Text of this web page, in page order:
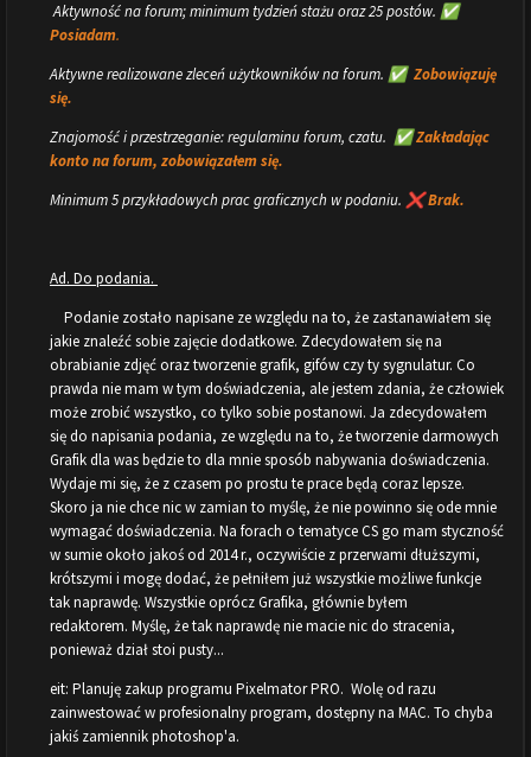
Aktywność na forum; minimum tydzień stażu oraz 25 postów. ✅
Posiadam.
Aktywne realizowane zleceń użytkowników na forum. ✅ Zobowiązuję
się.
Znajomość i przestrzeganie: regulaminu forum, czatu. ✅ Zakładając
konto na forum, zobowiązałemsię.
Minimum 5 przykładowych prac graficznych w podaniu. ❌ Brak.
Ad. Do podania.
Podanie zostało napisane ze względu na to, że zastanawiałem się
jakie znaleźć sobie zajęcie dodatkowe. Zdecydowałem się na
obrabianie zdjęć oraz tworzenie grafik, gifów czy ty sygnulatur. Co
prawda nie mam w tym doświadczenia, ale jestem zdania, że człowiek
może zrobić wszystko, co tylko sobie postanowi. Ja zdecydowałem
się do napisania podania, ze względu na to, że tworzenie darmowych
Grafik dla was będzie to dla mnie sposób nabywania doświadczenia.
Wydaje mi się, że z czasem po prostu te prace będą coraz lepsze.
Skoro ja nie chce nic w zamian to myślę, że nie powinno się ode mnie
wymagać doświadczenia. Na forach o tematyce CS go mam styczność
w sumie około jakoś od 2014 r., oczywiście z przerwami dłuższymi,
krótszymi i mogę dodać, że pełniłem już wszystkie możliwe funkcje
tak naprawdę. Wszystkie oprócz Grafika, głównie byłem
redaktorem. Myślę, że tak naprawdę nie macie nic do stracenia,
ponieważ dział stoi pusty...
eit: Planuję zakup programu Pixelmator PRO. Wolę od razu
zainwestować w profesionalny program, dostępny na MAC. To chyba
jakiś zamiennik photoshop'a.